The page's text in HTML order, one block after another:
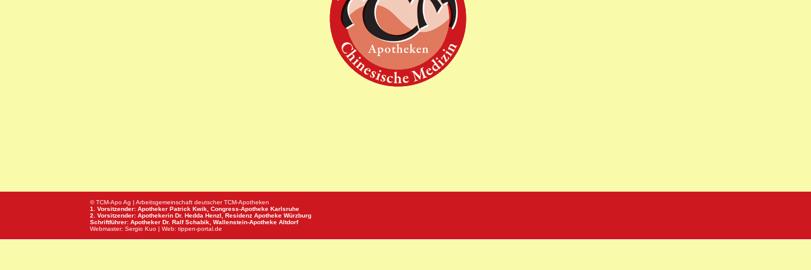
© TCM-Apo Ag | Arbeitsgemeinschaft deutscher TCM-Apotheken
1. Vorsitzender: Apotheker Patrick Kwik, Congress-Apotheke Karlsruhe
2. Vorsitzender: Apothekerin Dr. Hedda Henzl, Residenz Apotheke Würzburg
Schriftführer: Apotheker Dr. Ralf Schabik, Wallenstein-Apotheke Altdorf
Webmaster: Sergio Kuo | Web: tippen-portal.de